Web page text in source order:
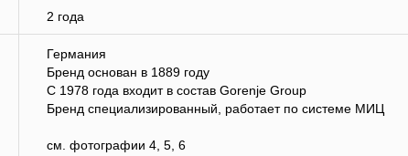
2 года
Германия
Бренд основан в 1889 году
С 1978 года входит в состав Gorenje Group
Бренд специализированный, работает по системе МИЦ
см. фотографии 4, 5, 6